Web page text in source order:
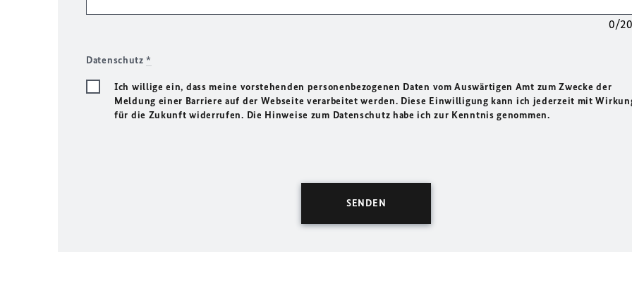
0/
Datenschutz*
Ich willige ein, dass meine vorstehenden personenbezogenen Daten vom Auswärtigen Amt zum Zwecke der
Meldung einer Barriere auf der Webseite verarbeitet werden. Diese Einwilligung kann ich jederzeit mit
für die Zukunft widerrufen. Die Hinweise zum Datenschutz habe ich zur Kenntnis genommen.